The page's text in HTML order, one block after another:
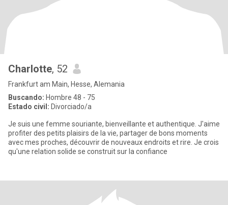
Charlotte, 52
Frankfurt am Main, Hesse, Alemania
Buscando: Hombre 48 - 75
Estado civil: Divorciado/a
Je suis une femme souriante, bienveillante et authentique. J'aime
profiter des petits plaisirs de la vie, partager de bons moments
avec mes proches, découvrir de nouveaux endroits et rire. Je crois
qu'une relation solide se construit sur la confiance